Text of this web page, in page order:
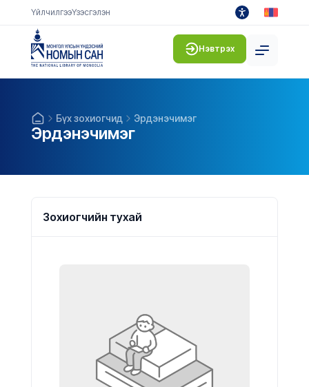
ҮйлчилгээҮзэсгэлэн
Нэвтрэх
Бүх зохиогчид Эрдэнэчимэг
Эрдэнэчимэг
Зохиогчийн тухай